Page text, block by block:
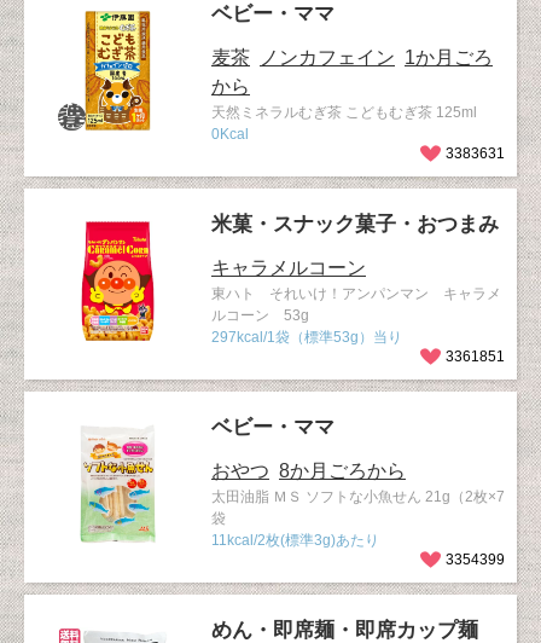
ベビー・ママ
麦茶 ノンカフェイン 1か月ごろ
から
天然ミネラルむぎ茶 こどもむぎ茶 125ml
0Kcal
3383631
米菓・スナック菓子・おつまみ
キャラメルコーン
東ハト それいけ！アンパンマン キャラメ
ルコーン 53g
297kcal/1袋（標準53g）当り
3361851
ベビー・ママ
おやつ 8か月ごろから
太田油脂 ＭＳ ソフトな小魚せん 21g（2枚×7
袋
11kcal/2枚(標準3g)あたり
3354399
めん・即席麺・即席カップ麺